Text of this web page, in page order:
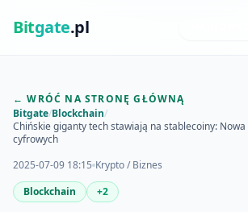
Bitgate.pl
← WRÓĆ NA STRONĘ GŁÓWNĄ
Bitgate/Blockchain/
Chińskie giganty tech stawiają na stablecoiny:
cyfrowych
2025-07-09 18:15 Krypto / Biznes
Blockchain
+2